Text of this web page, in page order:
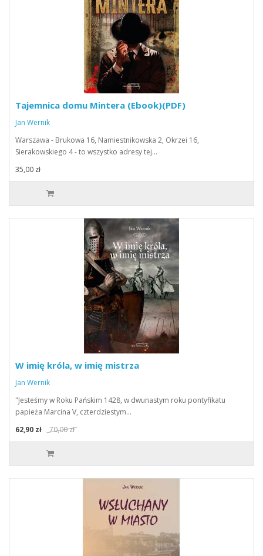
Tajemnica domu Mintera (Ebook)(PDF)
Jan Wernik
Warszawa - Brukowa 16, Namiestnikowska 2, Okrzei 16,
Sierakowskiego 4 - to wszystko adresy tej…
35,00 zł
W imię króla, w imię mistrza
Jan Wernik
"Jesteśmy w Roku Pańskim 1428, w dwunastym roku pontyfikatu
papieża Marcina V, czterdziestym…
62,90 zł
70,00 zł